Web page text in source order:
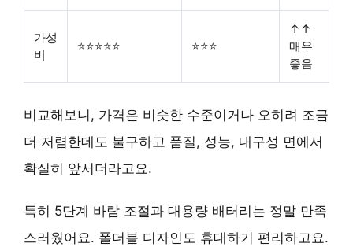
가성
비
⭐⭐⭐⭐⭐ ⭐⭐⭐
↑↑
매우
좋음
비교해보니, 가격은 비슷한 수준이거나 오히려 조금
더 저렴한데도 불구하고 품질, 성능, 내구성 면에서
확실히 앞서더라고요.
특히 5단계 바람 조절과 대용량 배터리는 정말 만족
스러웠어요. 폴더블 디자인도 휴대하기 편리하고요.